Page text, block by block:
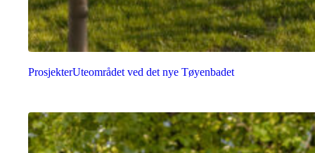
ProsjekterUteområdet ved det nye Tøyenbadet